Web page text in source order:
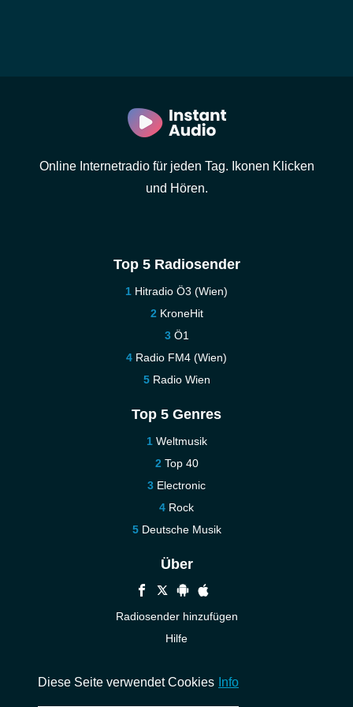
Online Internetradio für jeden Tag. Ikonen Klicken
und Hören.
Top 5 Radiosender
Hitradio Ö3 (Wien)
KroneHit
Ö1
Radio FM4 (Wien)
Radio Wien
Top 5 Genres
Weltmusik
Top 40
Electronic
Rock
Deutsche Musik
Über
Radiosender hinzufügen
Hilfe
Diese Seite verwendet Cookies Info